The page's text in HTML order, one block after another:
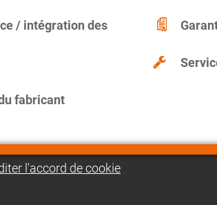
/ intégration des
fabricant
l'accord de cookie